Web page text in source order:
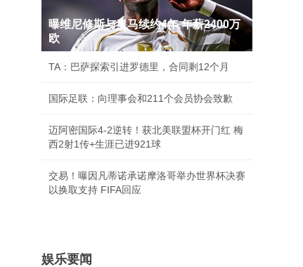
曝维尼修斯与皇马续约4年 年薪2400万
欧
TA：巴萨探索引进罗德里，合同剩12个月
国际足联：向理事会和211个会员协会致歉
迈阿密国际4-2逆转！获北美联盟杯开门红 梅
西2射1传+生涯已进921球
交易！曝因凡蒂诺承诺摩洛哥举办世界杯决赛
以换取支持 FIFA回应
娱乐要闻